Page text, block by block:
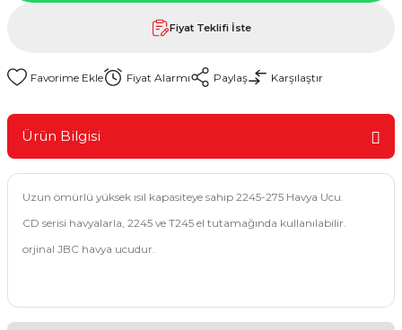
Fiyat Teklifi İste
Fiyat Alarmı Paylaş Karşılaştır
Ürün Bilgisi
Uzun ömürlü yüksek ısıl kapasiteye sahip 2245-275 Havya Ucu.
CD serisi havyalarla, 2245 ve T245 el tutamağında kullanılabilir.
orjinal JBC havya ucudur.